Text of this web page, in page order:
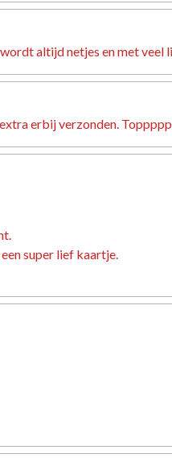
altijd netjes en met
erbij verzonden.
super lief kaartje.